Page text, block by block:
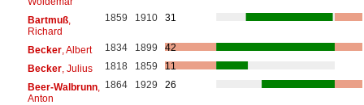
Bartmuß,
Richard
1859 1910 31
Becker, Albert 1834 1899
42
Becker, Julius 1818 1859
11
Beer-Walbrunn,
Anton
1864 1929 26